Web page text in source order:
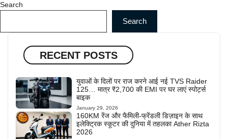
Search
Search
RECENT POSTS
युवाओं के दिलों पर राज करने आई नई TVS Raider
125… मात्र ₹2,700 की EMI पर घर लाएं स्पोर्ट्स
बाइक
January 29, 2026
160KM रेंज और फैमिली-फ्रेंडली डिज़ाइन के साथ
इलेक्ट्रिक स्कूटर की दुनिया में तहलका Ather Rizta
2026